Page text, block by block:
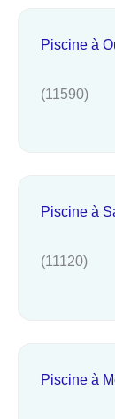
Piscine à
(11590)
Piscine à
(11120)
Piscine à